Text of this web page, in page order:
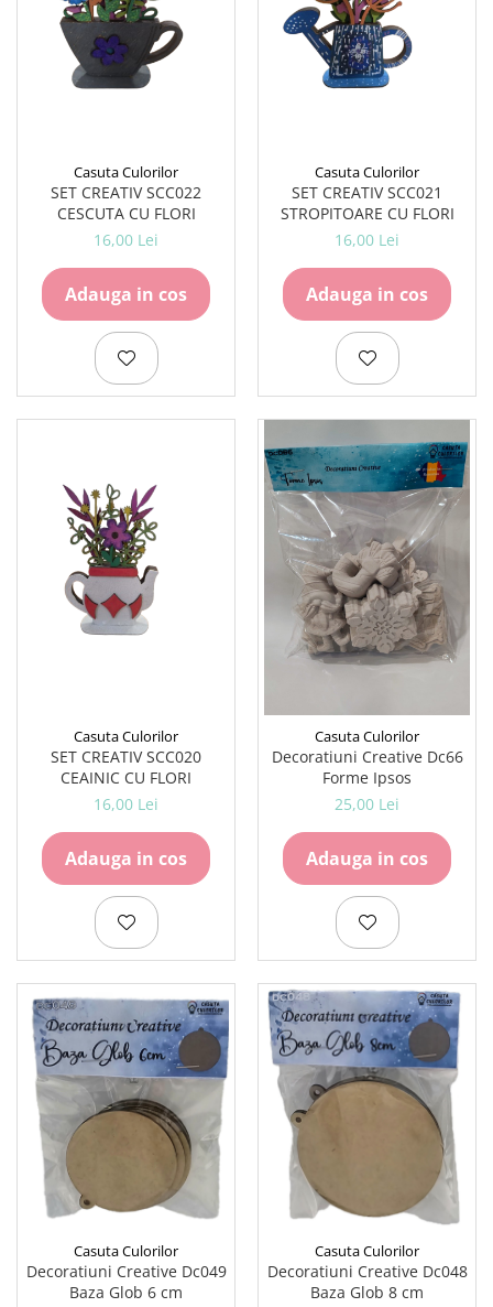
Carton Colorat
Hartie Colorata
Hartie Copiator
Hartie Creponata
Instrumente de scris
Accesorii scriere
Creioane automate , mine
Cu stergere
Linere
Laminatoare si accesorii
Lipici Solid
Lipici Lichid
Markere si Carioci
Markere Permanente
Markere Whiteboard
Picuri si corectoare
Radiere scoala
Rezerve
Cerneala
Cerneala Calimara, Patroane
Markere
Termosensibile
Table magnetice si de pluta
Casuta Culorilor
SET CREATIV SCC022
CESCUTA CU FLORI
16,00 Lei
Adauga in cos
Casuta Culorilor
SET CREATIV SCC021
STROPITOARE CU FLORI
16,00 Lei
Adauga in cos
Casuta Culorilor
SET CREATIV SCC020
CEAINIC CU FLORI
16,00 Lei
Adauga in cos
Casuta Culorilor
Decoratiuni Creative Dc66
Forme Ipsos
25,00 Lei
Adauga in cos
Casuta Culorilor
Decoratiuni Creative Dc049
Baza Glob 6 cm
Casuta Culorilor
Decoratiuni Creative Dc048
Baza Glob 8 cm